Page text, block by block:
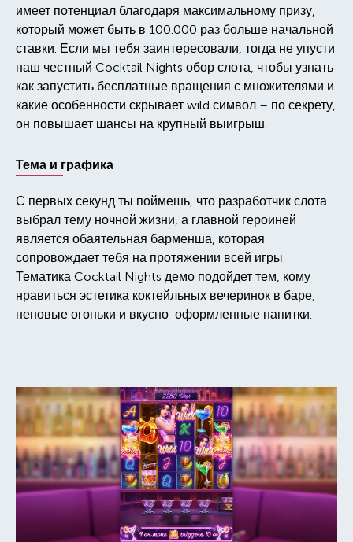
имеет потенциал благодаря максимальному призу,
который может быть в 100.000 раз больше начальной
ставки. Если мы тебя заинтересовали, тогда не упусти
наш честный Cocktail Nights обор слота, чтобы узнать
как запустить бесплатные вращения с множителями и
какие особенности скрывает wild символ – по секрету,
он повышает шансы на крупный выигрыш.
Тема и графика
С первых секунд ты поймешь, что разработчик слота
выбрал тему ночной жизни, а главной героиней
является обаятельная барменша, которая
сопровождает тебя на протяжении всей игры.
Тематика Cocktail Nights демо подойдет тем, кому
нравиться эстетика коктейльных вечеринок в баре,
неновые огоньки и вкусно-оформленные напитки.